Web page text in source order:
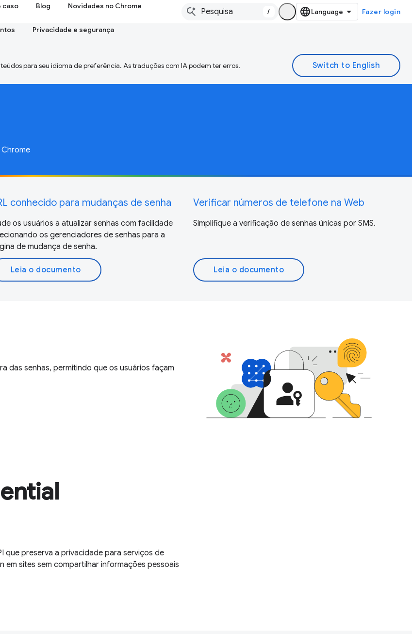
caso Blog Novidades no Chrome
/ Fazer login
Privacidade e segurança
para seu idioma de preferência. As traduções com IA podem ter erros.
conhecido para mudanças de senha
os usuários a atualizar senhas com facilidade
os gerenciadores de senhas para a
de mudança de senha.
Leia o documento
Verificar números de telefone na Web
Simplifique a verificação de senhas únicas por SMS.
Leia o documento
das senhas, permitindo que os usuários façam
que preserva a privacidade para serviços de
em sites sem compartilhar informações pessoais